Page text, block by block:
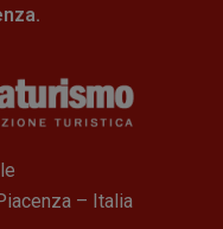
– Italia